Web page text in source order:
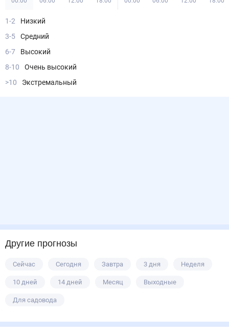
1-2
Низкий
3-5
Средний
6-7
Высокий
8-10
Очень высокий
>10
Экстремальный
Другие прогнозы
Сейчас Сегодня Завтра 3 дня Неделя
10 дней 14 дней Месяц Выходные
Для садовода